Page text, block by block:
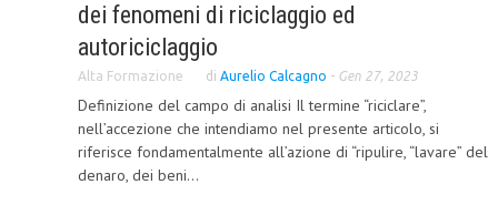
TREASURY IN FINANCIAL SERVICES
RISK MANAGEMENT
SVILUPPO SOSTENIBILE
PERSONA E CITTÀ
dei fenomeni di riciclaggio ed
autoriciclaggio
Alta Formazione di Aurelio Calcagno - Gen 27, 2023
Definizione del campo di analisi Il termine “riciclare”,
nell’accezione che intendiamo nel presente articolo, si
riferisce fondamentalmente all’azione di “ripulire, “lavare” del
denaro, dei beni...